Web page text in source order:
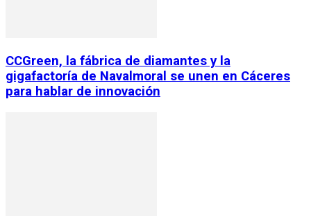
CCGreen, la fábrica de diamantes y la
gigafactoría de Navalmoral se unen en Cáceres
para hablar de innovación